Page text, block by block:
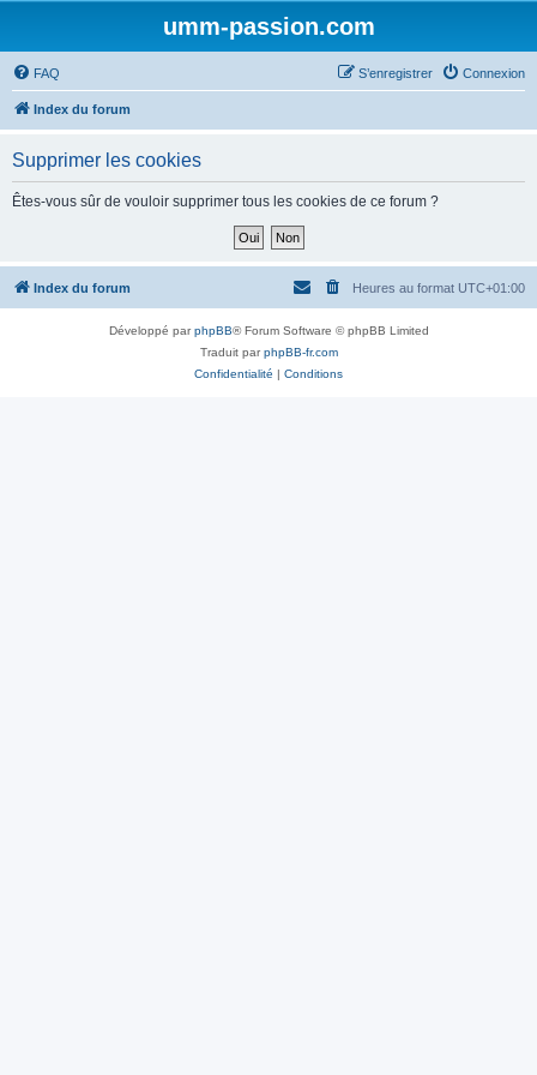
umm-passion.com
FAQ Connexion
S’enregistrer
Index du forum
Supprimer les cookies
Êtes-vous sûr de vouloir supprimer tous les cookies de ce forum ?
Index du forum Heures au format UTC+01:00
Développé parphpBB® Forum Software © phpBB Limited
Traduit parphpBB-fr.com
Confidentialité | Conditions